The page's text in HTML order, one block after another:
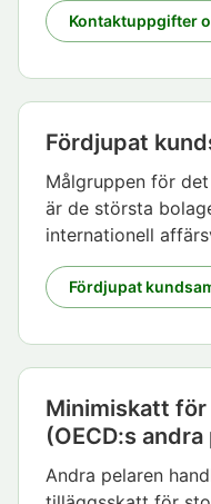
Kontaktuppgifter
Fördjupat
Målgruppen för
är de största
internationell
Fördjupat
Minimiskatt
(OECD:s
Andra pelaren